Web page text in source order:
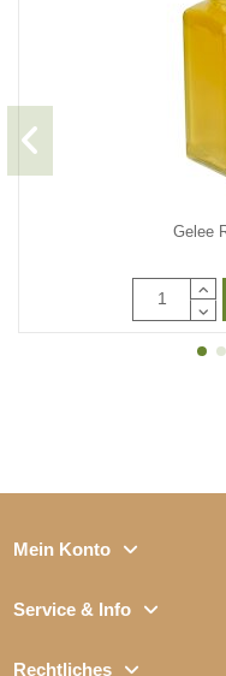
Gelee
Mein Konto
Service & Info
Rechtliches